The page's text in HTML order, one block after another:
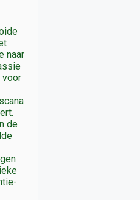
naar
voor
de